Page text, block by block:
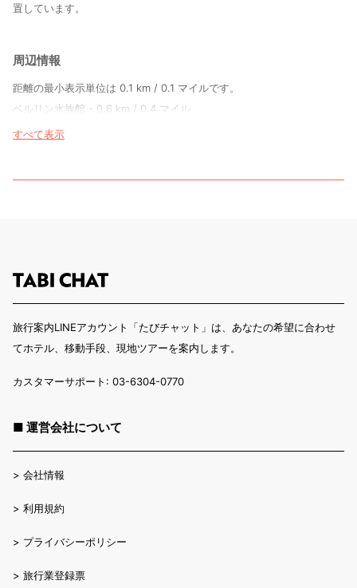
置しています。
周辺情報
距離の最小表示単位は 0.1 km / 0.1 マイルです。
ベルリン水族館 - 0.6 km / 0.4 マイル
バウハウス アーカイブ ミュージアム - 0.6 km / 0.4 マイル
戦勝記念塔 - 1.3 km / 0.8 マイル
シアター オブ ジ ウエスト - 1.4 km / 0.9 マイル
ベルビュー宮殿 - 1.6 km / 1 マイル
ベルリン州立図書館 - 1.8 km / 1.1 マイル
最寄の主要空港 : ブランデンブルク国際空港 (BER) - 28.1 km / 17.5 マ
すべて表示
旅行案内LINEアカウント「たびチャット」は、あなたの希望に合わせ
てホテル、移動手段、現地ツアーを案内します。
カスタマーサポート: 03-6304-0770
■ 運営会社について
> 会社情報
> 利用規約
> プライバシーポリシー
> 旅行業登録票